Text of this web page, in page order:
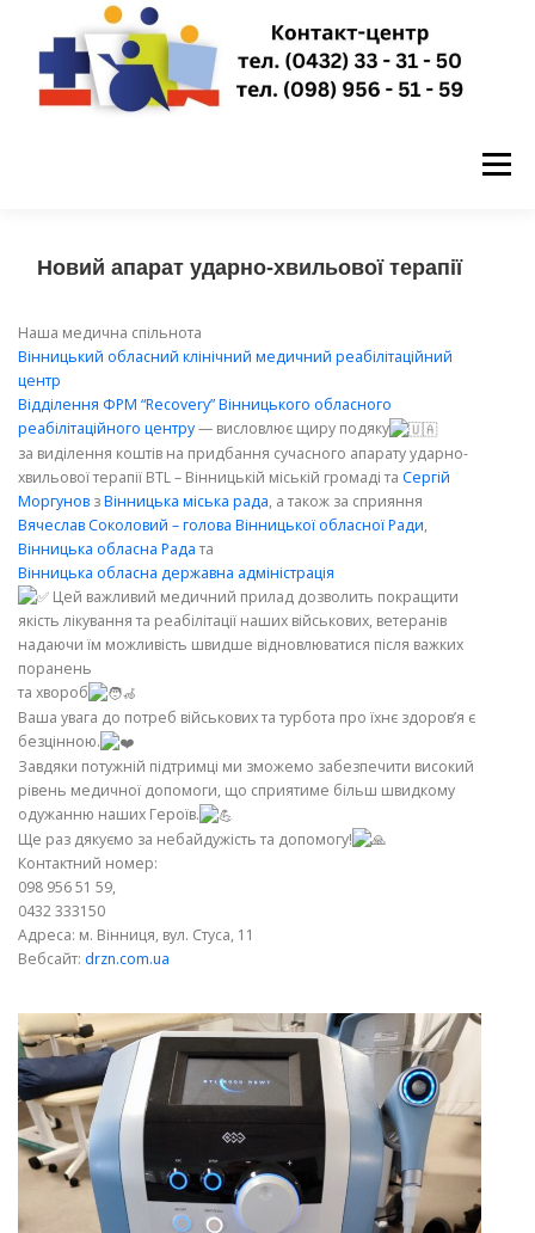
вмісту
Меню
ГОЛОВНА
ПУБЛІЧНА ІНФОРМАЦІЯ
ЗАПИСАТИСЬ НА ПРИЙОМ КОНТАКТИ
Новий апарат ударно-хвильової терапії
Наша медична спільнота
Вінницький обласний клінічний медичний реабілітаційний
центр
Відділення ФРМ “Recovery” Вінницького обласного
реабілітаційного центру— висловлює щиру подяку
за виділення коштів на придбання сучасного апарату ударно-
хвильової терапії BTL – Вінницькій міській громаді та Сергій
Моргунов зВінницька міська рада, а також за сприяння
Вячеслав Соколовий – голова Вінницької обласної Ради,
Вінницька обласна Радата
Вінницька обласна державна адміністрація
Цей важливий медичний прилад дозволить покращити
якість лікування та реабілітації наших військових, ветеранів
надаючи їм можливість швидше відновлюватися після важких
поранень
та хвороб
Ваша увага до потреб військових та турбота про їхнє здоров’я є
безцінною.
Завдяки потужній підтримці ми зможемо забезпечити високий
рівень медичної допомоги, що сприятиме більш швидкому
одужанню наших Героїв.
Ще раз дякуємо за небайдужість та допомогу!
Контактний номер:
098 956 51 59,
0432 333150
Адреса: м. Вінниця, вул. Стуса, 11
Вебсайт: drzn.com.ua